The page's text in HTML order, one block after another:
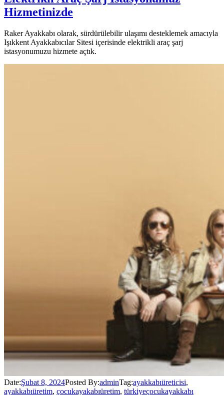
Hizmetinizde
Raker Ayakkabı olarak, sürdürülebilir ulaşımı desteklemek amacıyla
Işıkkent Ayakkabıcılar Sitesi içerisinde elektrikli araç şarj
istasyonumuzu hizmete açtık.
Date:Şubat 8, 2024Posted By:adminTag:ayakkabıüreticisi,
ayakkabıüretim, çocukayakabıüretim, türkiyeçocukayakkabı